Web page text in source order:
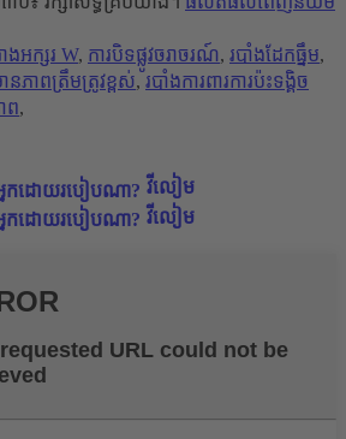
ាង​អក្សរ W, ការបិទផ្លូវចរាចរណ៍, របាំងដែកធ្នឹម,
នភាពត្រឹមត្រូវខ្ពស់, របាំង​ការពារ​ការ​ប៉ះទង្គិច​
ព,
វីលៀម
វីលៀម